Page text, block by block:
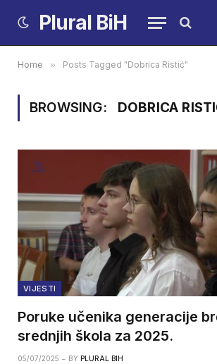
Plural BiH
Home » Posts Tagged "Dobrica Ristić"
BROWSING: DOBRICA
VIJESTI
Poruke učenika generacije
srednjih škola za 2025.
05/07/2025 BY PLURAL BIH